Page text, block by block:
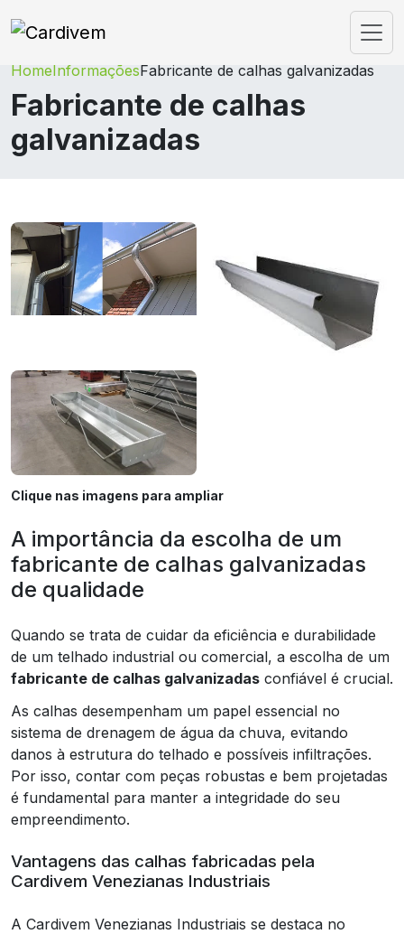
HomeInformaçõesFabricante de calhas galvanizadas
Fabricante de calhas
galvanizadas
Clique nas imagens para ampliar
A importância da escolha de um
fabricante de calhas galvanizadas
de qualidade
Quando se trata de cuidar da eficiência e durabilidade
de um telhado industrial ou comercial, a escolha de um
fabricante de calhas galvanizadas confiável é crucial.
As calhas desempenham um papel essencial no
sistema de drenagem de água da chuva, evitando
danos à estrutura do telhado e possíveis infiltrações.
Por isso, contar com peças robustas e bem projetadas
é fundamental para manter a integridade do seu
empreendimento.
Vantagens das calhas fabricadas pela
Cardivem Venezianas Industriais
A Cardivem Venezianas Industriais se destaca no